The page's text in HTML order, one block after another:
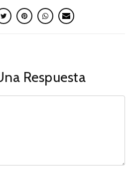
Respuesta